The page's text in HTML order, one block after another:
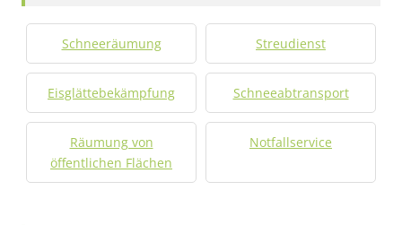
Schneeräumung Streudienst
Eisglättebekämpfung Schneeabtransport
Räumung von
öffentlichen Flächen
Notfallservice